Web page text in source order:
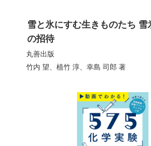
雪と氷にすむ生きものたち 雪
の招待
丸善出版
竹内 望
植竹 淳、 幸島 司郎 著